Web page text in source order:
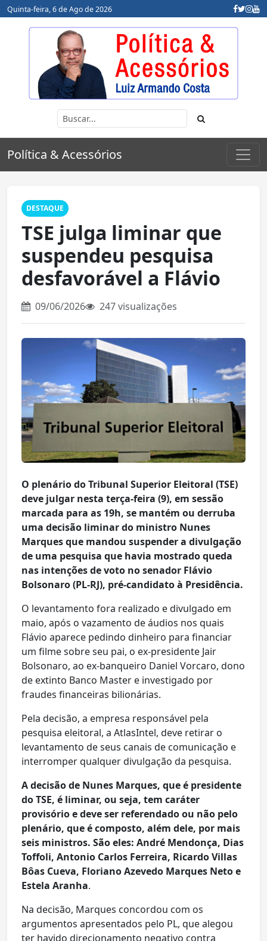
Quinta-feira, 6 de Ago de 2026
Política & Acessórios
DESTAQUE
TSE julga liminar que
suspendeu pesquisa
desfavorável a Flávio
09/06/2026 247 visualizações
O plenário do Tribunal Superior Eleitoral (TSE)
deve julgar nesta terça-feira (9), em sessão
marcada para as 19h, se mantém ou derruba
uma decisão liminar do ministro Nunes
Marques que mandou suspender a divulgação
de uma pesquisa que havia mostrado queda
nas intenções de voto no senador Flávio
Bolsonaro (PL-RJ), pré-candidato à Presidência.
O levantamento fora realizado e divulgado em
maio, após o vazamento de áudios nos quais
Flávio aparece pedindo dinheiro para financiar
um filme sobre seu pai, o ex-presidente Jair
Bolsonaro, ao ex-banqueiro Daniel Vorcaro, dono
de extinto Banco Master e investigado por
fraudes financeiras bilionárias.
Pela decisão, a empresa responsável pela
pesquisa eleitoral, a AtlasIntel, deve retirar o
levantamento de seus canais de comunicação e
interromper qualquer divulgação da pesquisa.
A decisão de Nunes Marques, que é presidente
do TSE, é liminar, ou seja, tem caráter
provisório e deve ser referendado ou não pelo
plenário, que é composto, além dele, por mais
seis ministros. São eles: André Mendonça, Dias
Toffoli, Antonio Carlos Ferreira, Ricardo Villas
Bôas Cueva, Floriano Azevedo Marques Neto e
Estela Aranha.
Na decisão, Marques concordou com os
argumentos apresentados pelo PL, que alegou
ter havido direcionamento negativo contra